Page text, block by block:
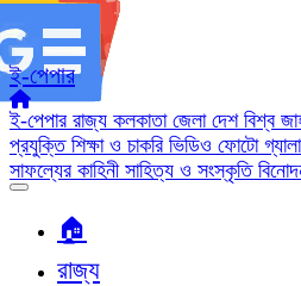
ই-পেপার
ই-পেপার রাজ্য কলকাতা জেলা দেশ বিশ্ব
প্রযুক্তি শিক্ষা ও চাকরি ভিডিও ফোটো
সাফল্যের কাহিনী সাহিত্য ও সংস্কৃতি
🏠︎
রাজ্য